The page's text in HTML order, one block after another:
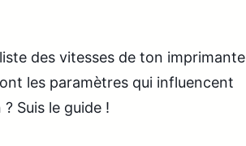
des vitesses de ton imprimante
les paramètres qui influencent
Suis le guide !